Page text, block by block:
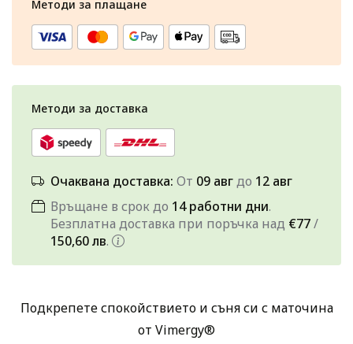
Методи за плащане
Методи за доставка
Очаквана доставка: От 09 авгдо 12 авг
Връщане в срок до 14 работни дни.
Безплатна доставка при поръчка над €77/
150,60 лв.
Подкрепете спокойствието и съня си с маточина
от Vimergy®